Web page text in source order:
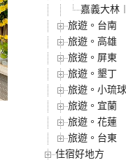
嘉義大林
旅遊。台南
旅遊。高雄
旅遊。屏東
旅遊。墾丁
旅遊。小琉球
旅遊。宜蘭
旅遊。花蓮
旅遊。台東
住宿好地方